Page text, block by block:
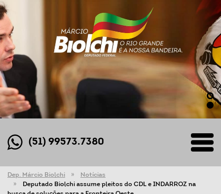
(51) 99573.7380
Dep. Márcio Biolchi
Notícias
Deputado Biolchi assume pleitos do CDL e INDARROZ na